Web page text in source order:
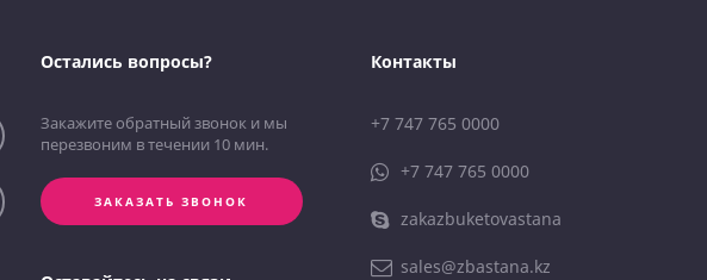
Остались вопросы?
Закажите обратный звонок и мы
перезвоним в течении 10 мин.
ЗАКАЗАТЬ ЗВОНОК
Контакты
+7 747 765 0000
+7 747 765 0000
zakazbuketovastana
sales@zbastana.kz